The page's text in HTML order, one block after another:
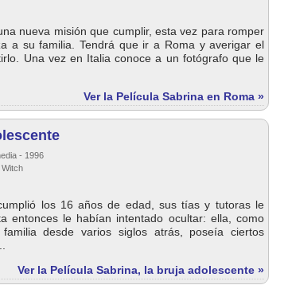
nueva misión que cumplir, esta vez para romper
a su familia. Tendrá que ir a Roma y averigar el
Una vez en Italia conoce a un fotógrafo que le
Ver la Película Sabrina en Roma »
- 1996
los 16 años de edad, sus tías y tutoras le
entonces le habían intentado ocultar: ella, como
desde varios siglos atrás, poseía ciertos
Ver la Película Sabrina, la bruja adolescente »